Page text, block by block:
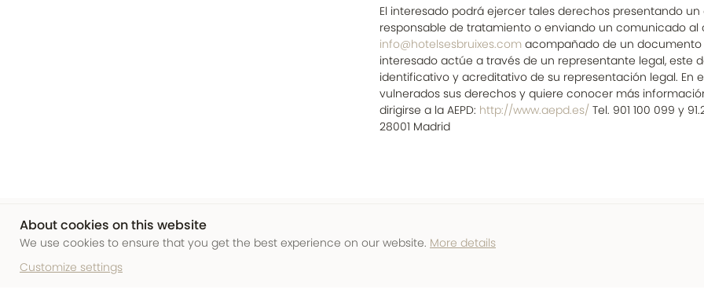
El interesado podrá ejercer tales derechos presentando
responsable de tratamiento o enviando un comunicado
info@hotelsesbruixes.com acompañado de un documento
interesado actúe a través de un representante legal, este
identificativo y acreditativo de su representación legal. En
vulnerados sus derechos y quiere conocer más
dirigirse a la AEPD: http://www.aepd.es/ Tel. 901 100 099 y
28001 Madrid
About cookies on this website
We use cookies to ensure that you get the best experience on our website. More details
Customize settings